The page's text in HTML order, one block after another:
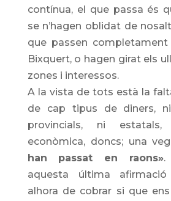
contínua, el que passa és
se n’hagen oblidat de
que passen
Bixquert, o hagen girat els
zones i interessos.
A la vista de tots està la
de cap tipus de diners,
provincials, ni
econòmica, doncs; una
han passat en raons».
aquesta última
alhora de cobrar si que